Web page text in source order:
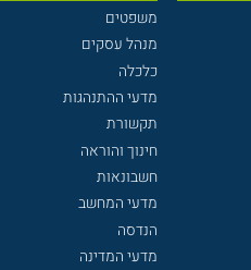
משפטים
מנהל עסקים
כלכלה
מדעי ההתנהגות
תקשורת
חינוך והוראה
חשבונאות
מדעי המחשב
הנדסה
מדעי המדינה